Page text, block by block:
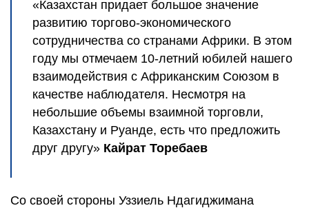
«Казахстан придает большое значение
развитию торгово-экономического
сотрудничества со странами Африки. В этом
году мы отмечаем 10-летний юбилей нашего
взаимодействия с Африканским Союзом в
качестве наблюдателя. Несмотря на
небольшие объемы взаимной торговли,
Казахстану и Руанде, есть что предложить
друг другу» Кайрат Торебаев
Со своей стороны Уззиель Ндагиджимана